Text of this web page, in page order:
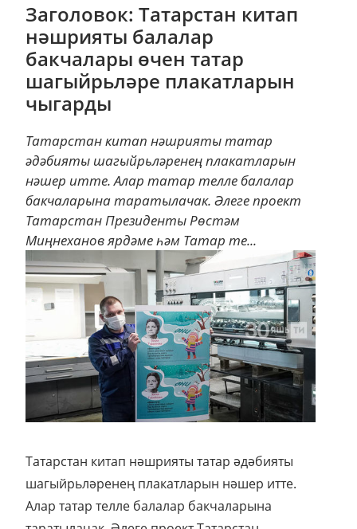
Заголовок: Татарстан китап
нәшрияты балалар
бакчалары өчен татар
шагыйрьләре плакатларын
чыгарды
Татарстан китап нәшрияты татар
әдәбияты шагыйрьләренең плакатларын
нәшер итте. Алар татар телле балалар
бакчаларына таратылачак. Әлеге проект
Татарстан Президенты Рөстәм
Миңнеханов ярдәме һәм Татар те...
Татарстан китап нәшрияты татар әдәбияты
шагыйрьләренең плакатларын нәшер итте.
Алар татар телле балалар бакчаларына